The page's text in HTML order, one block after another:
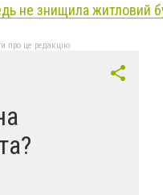
не знищила житловий
про це редакцію